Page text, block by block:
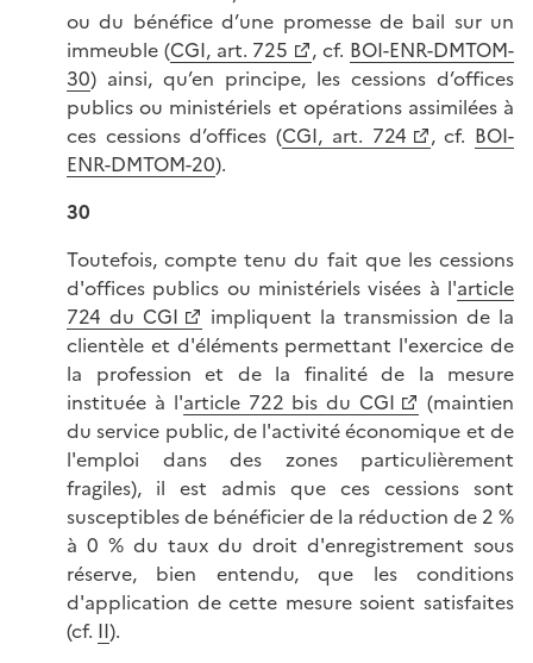
ou du bénéfice d’une promesse de bail sur un
immeuble (CGI, art. 725 , cf. BOI-ENR-DMTOM-
30) ainsi, qu’en principe, les cessions d’offices
publics ou ministériels et opérations assimilées à
ces cessions d’offices (CGI, art. 724 , cf. BOI-
ENR-DMTOM-20).
30
Toutefois, compte tenu du fait que les cessions
d'offices publics ou ministériels visées à l'article
724 du CGI
impliquent la transmission de la
clientèle et d'éléments permettant l'exercice de
la profession et de la finalité de la mesure
instituée à l'article 722 bis du CGI
(maintien
du service public, de l'activité économique et de
l'emploi dans des zones particulièrement
fragiles), il est admis que ces cessions sont
susceptibles de bénéficier de la réduction de 2 %
à 0 % du taux du droit d'enregistrement sous
réserve, bien entendu, que les conditions
d'application de cette mesure soient satisfaites
(cf. II).